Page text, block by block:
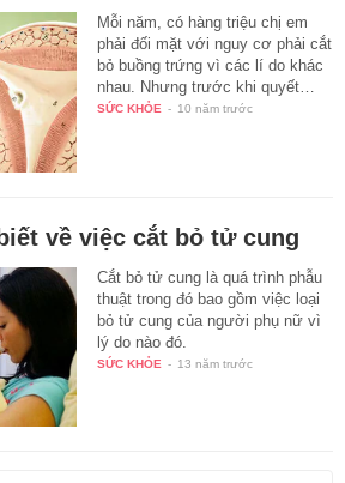
Mỗi năm, có hàng triệu chị em
phải đối mặt với nguy cơ phải cắt
bỏ buồng trứng vì các lí do khác
nhau. Nhưng trước khi quyết…
SỨC KHỎE - 10 năm trước
về việc cắt bỏ tử cung
Cắt bỏ tử cung là quá trình phẫu
thuật trong đó bao gồm việc loại
bỏ tử cung của người phụ nữ vì
lý do nào đó.
SỨC KHỎE - 13 năm trước